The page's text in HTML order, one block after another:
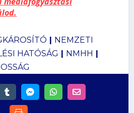
| NEMZETI
HATÓSÁG | NMHH |